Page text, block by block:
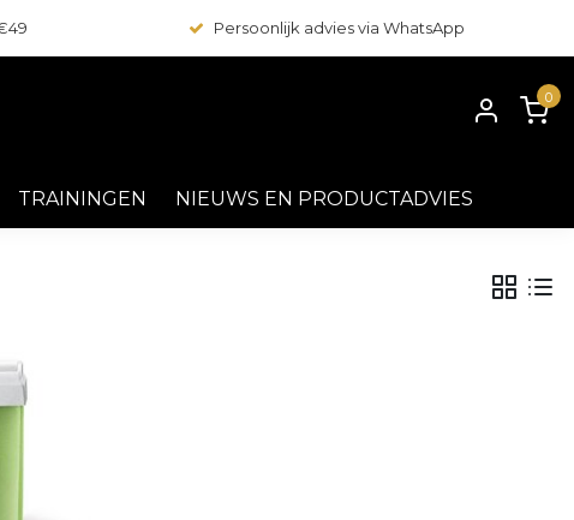
Persoonlijk advies via WhatsApp
0
TRAININGEN NIEUWS EN PRODUCTADVIES